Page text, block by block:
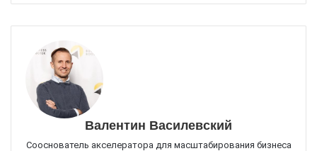
Валентин Василевский
Сооснователь акселератора для масштабирования бизнеса